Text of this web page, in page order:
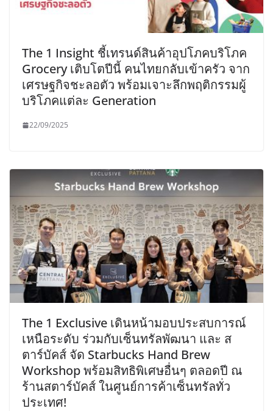
The 1 Insight ชี้เทรนด์สินค้าอุปโภคบริโภค
Grocery เติบโตปีนี้ คนไทยกลับเข้าครัว จาก
เศรษฐกิจชะลอตัว พร้อมเจาะลึกพฤติกรรมผู้
บริโภคแต่ละ Generation
22/09/2025
The 1 Exclusive เดินหน้ามอบประสบการณ์
เหนือระดับ ร่วมกับเซ็นทรัลพัฒนา และ ส
ตาร์บัคส์ จัด Starbucks Hand Brew
Workshop พร้อมสิทธิพิเศษอื่นๆ ตลอดปี ณ
ร้านสตาร์บัคส์ ในศูนย์การค้าเซ็นทรัลทั่ว
ประเทศ!